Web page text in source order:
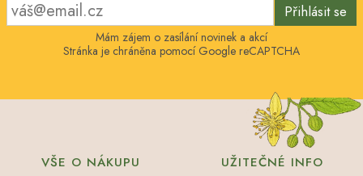
Přihlásit se
Mám zájem o zasílání novinek a akcí
Stránka je chráněna pomocí Google reCAPTCHA
VŠE O NÁKUPU UŽITEČNÉ INFO